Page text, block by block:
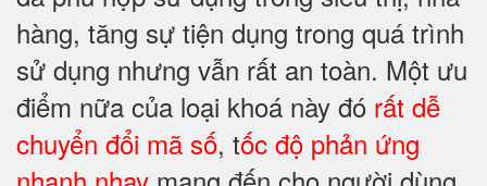
hàng, tăng sự tiện dụng trong quá trình
sử dụng nhưng vẫn rất an toàn. Một ưu
điểm nữa của loại khoá này đó rất dễ
chuyển đổi mã số, tốc độ phản ứng